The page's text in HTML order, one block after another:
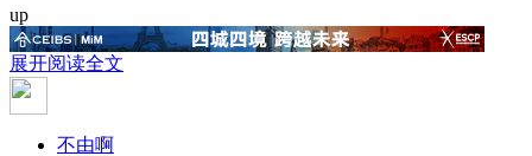
up
展开阅读全文
不由啊